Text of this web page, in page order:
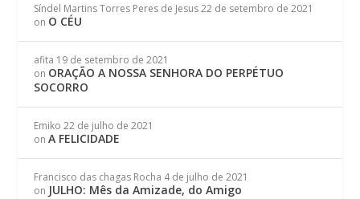
Síndel Martins Torres Peres de Jesus 22 de setembro de 2021
on O CÉU
afita 19 de setembro de 2021
on ORAÇÃO A NOSSA SENHORA DO PERPÉTUO
SOCORRO
Emiko 22 de julho de 2021
onA FELICIDADE
Francisco das chagas Rocha 4 de julho de 2021
on JULHO: Mês da Amizade, do Amigo